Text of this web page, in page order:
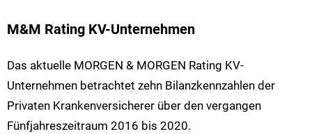
M&M Rating KV-Unternehmen
Das aktuelle MORGEN & MORGEN Rating KV-
Unternehmen betrachtet zehn Bilanzkennzahlen der
Privaten Krankenversicherer über den vergangen
Fünfjahreszeitraum 2016 bis 2020.